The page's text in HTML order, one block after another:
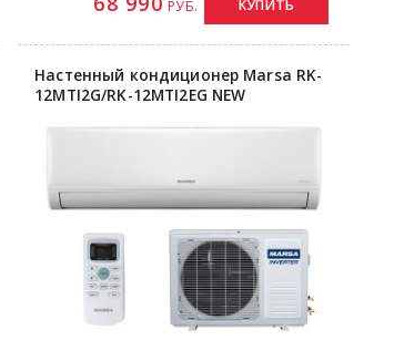
РУБ. КУПИТЬ
Настенный кондиционер Marsa RK-
12MTI2G/RK-12MTI2EG NEW